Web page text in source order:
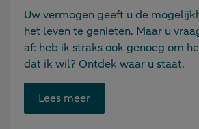
Uw vermogen geeft u de
het leven te genieten. Maar u
af: heb ik straks ook genoeg om
dat ik wil? Ontdek waar u staat.
Lees meerOpent
link